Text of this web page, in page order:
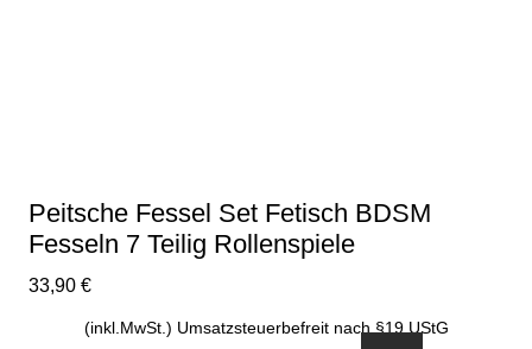
Peitsche Fessel Set Fetisch BDSM
Fesseln 7 Teilig Rollenspiele
33,90 €
(inkl.MwSt.) Umsatzsteuerbefreit nach §19 UStG